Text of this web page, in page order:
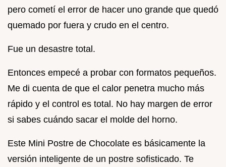
pero cometí el error de hacer uno grande que quedó
quemado por fuera y crudo en el centro.
Fue un desastre total.
Entonces empecé a probar con formatos pequeños.
Me di cuenta de que el calor penetra mucho más
rápido y el control es total. No hay margen de error
si sabes cuándo sacar el molde del horno.
Este Mini Postre de Chocolate es básicamente la
versión inteligente de un postre sofisticado. Te